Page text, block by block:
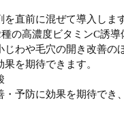
直前に混ぜて導入します
種の高濃度ビタミンC誘導
じわや毛穴の開き改善の
を期待できます。
・予防に効果を期待でき